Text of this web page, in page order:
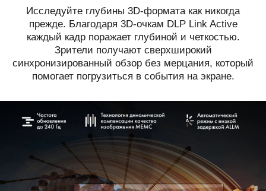
Исследуйте глубины 3D-формата как никогда
прежде. Благодаря 3D-очкам DLP Link Active
каждый кадр поражает глубиной и четкостью.
Зрители получают сверхширокий
синхронизированный обзор без мерцания, который
помогает погрузиться в события на экране.